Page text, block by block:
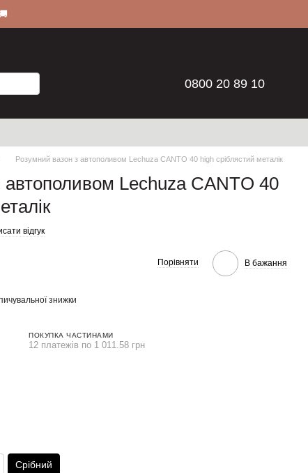
0800 20 89 10
Розумний вазон з автополивом Lechuza CANTO 40 high сріблястий металік
автополивом Lechuza CANTO 40
відгук
Порівняти В бажання
знижки
ПОКУПКА ЧАСТИНАМИ
12 платежів по 1 011.58 грн
Срібний